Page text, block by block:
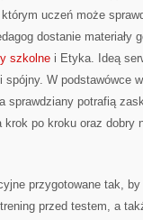
uczeń może
dostanie materiały
szkolne i Etyka. Ideą
spójny. W podstawówce
sprawdziany potrafią
po kroku oraz dobry
przygotowane tak, by
przed testem, a